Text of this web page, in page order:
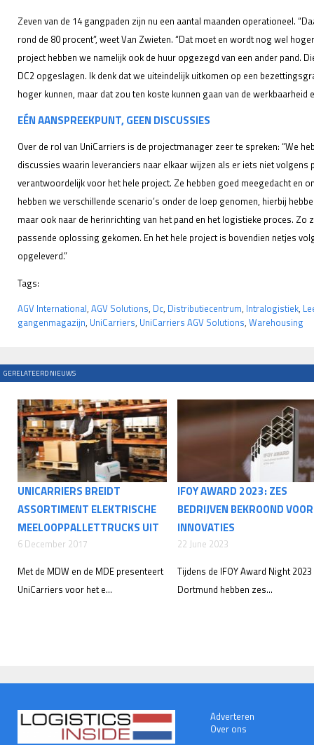
Zeven van de 14 gangpaden zijn nu een aantal maanden operationeel.
rond de 80 procent”, weet Van Zwieten. “Dat moet en wordt nog wel
project hebben we namelijk ook de huur opgezegd van een ander pand.
DC2 opgeslagen. Ik denk dat we uiteindelijk uitkomen op een
hoger kunnen, maar dat zou ten koste kunnen gaan van de werkbaarheid
EÉN AANSPREEKPUNT, GEEN DISCUSSIES
Over de rol van UniCarriers is de projectmanager zeer te spreken: “We
discussies waarin leveranciers naar elkaar wijzen als er iets niet volgens
verantwoordelijk voor het hele project. Ze hebben goed meegedacht en
hebben we verschillende scenario’s onder de loep genomen, hierbij
maar ook naar de herinrichting van het pand en het logistieke proces. Zo
passende oplossing gekomen. En het hele project is bovendien netjes
opgeleverd.”
Tags:
AGV International, AGV Solutions, Dc, Distributiecentrum, Intralogistiek,
gangenmagazijn, UniCarriers, UniCarriers AGV Solutions, Warehousing
GERELATEERD NIEUWS
UNICARRIERS BREIDT
ASSORTIMENT ELEKTRISCHE
MEELOOPPALLETTRUCKS UIT
6 December 2017
Met de MDW en de MDE presenteert
UniCarriers voor het e...
IFOY AWARD 2023: ZES
BEDRIJVEN BEKROOND VOOR
INNOVATIES
22 June 2023
Tijdens de IFOY Award Night
Dortmund hebben zes...
Adverteren
Over ons